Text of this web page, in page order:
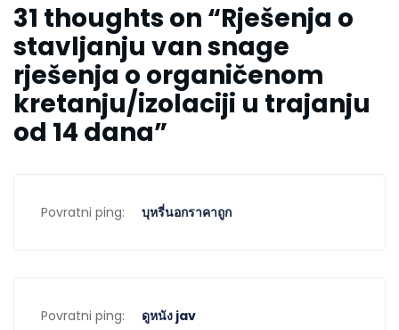
31 thoughts on “Rješenja o
stavljanju van snage
rješenja o organičenom
kretanju/izolaciji u trajanju
od 14 dana”
Povratni ping: บุหรี่นอกราคาถูก
Povratni ping: ดูหนัง jav